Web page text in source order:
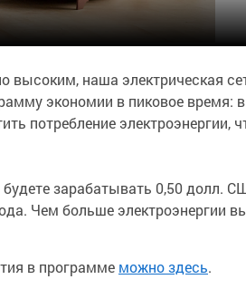
высоким, наша электрическая
экономии в пиковое
потребление электроэнергии,
зарабатывать 0,50 долл.
Чем больше электроэнергии
в программе можно здесь.